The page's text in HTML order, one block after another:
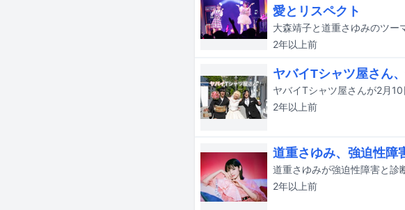
愛とリスペクト
2年以上前
ヤバイTシャツ屋さん
2年以上前
道重さゆみ、強迫性障
道重さゆみが強迫性障害と診
2年以上前